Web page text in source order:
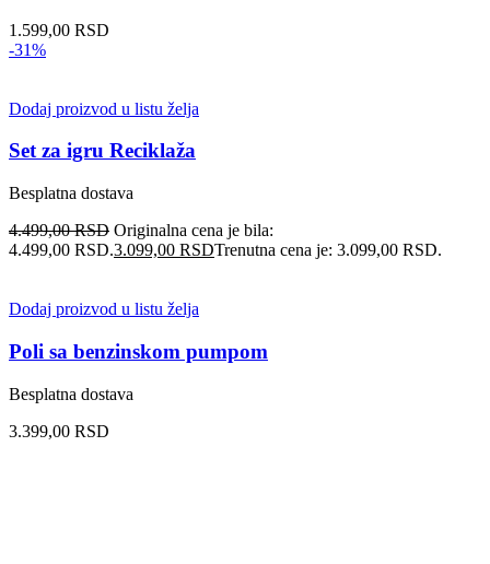
1.599,00 RSD
-31%
Dodaj proizvod u listu želja
Set za igru Reciklaža
Besplatna dostava
4.499,00RSD Originalna cena je bila:
4.499,00 RSD.3.099,00 RSDTrenutna cena je: 3.099,00 RSD.
Dodaj proizvod u listu želja
Poli sa benzinskom pumpom
Besplatna dostava
3.399,00 RSD